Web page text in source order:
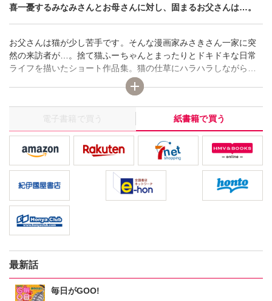
喜一憂するみなみさんとお母さんに対し、固まるお父さんは…。
お父さんは猫が少し苦手です。そんな漫画家みさきさん一家に突
然の来訪者が…。捨て猫ふーちゃんとまったりとドキドキな日常
ライフを描いたショート作品集。猫の仕草にハラハラしながら一
喜一憂するみなみさんとお母さんに対し、固まるお父さんは…。
電子書籍で買う 紙書籍で買う
最新話
毎日がGOO!